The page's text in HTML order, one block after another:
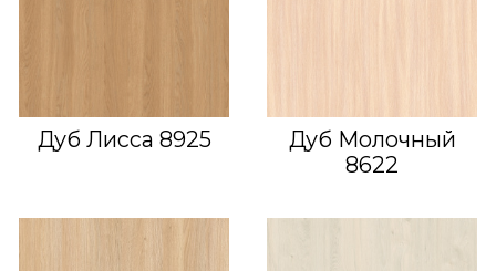
Дуб Лисса 8925
Дуб Молочный
8622